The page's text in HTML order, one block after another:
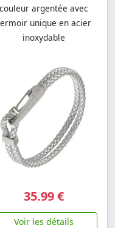
couleur argentée avec
unique en acier
inoxydable
35.99 €
Voir les détails